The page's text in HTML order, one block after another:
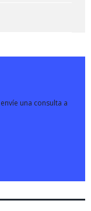
una consulta a